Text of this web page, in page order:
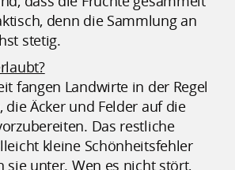
denn die Sammlung an
stetig.
fangen Landwirte in der Regel
die Äcker und Felder auf die
Das restliche
kleine Schönheitsfehler
sie unter. Wen es nicht stört,